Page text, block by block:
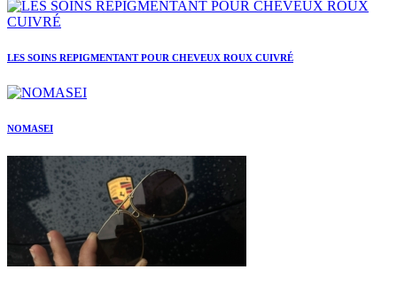
LES SOINS REPIGMENTANT POUR CHEVEUX ROUX CUIVRÉ
NOMASEI